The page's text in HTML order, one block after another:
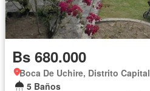
Bs 680.000
Boca De Uchire, Distrito Capital
5 Baños